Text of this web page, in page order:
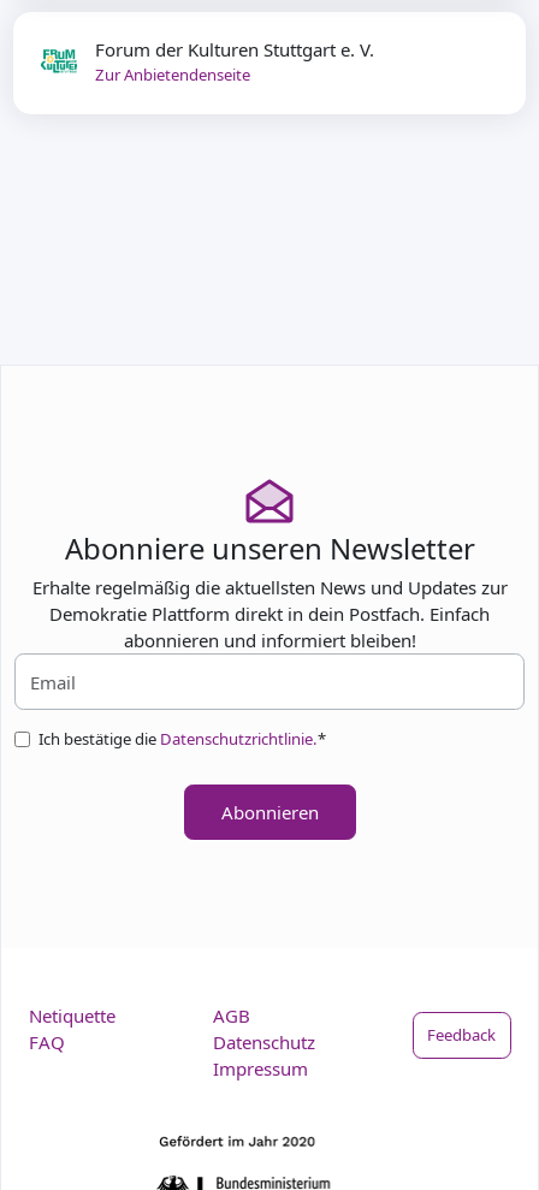
Forum der Kulturen Stuttgart e. V.
Zur Anbietendenseite
Abonniere unseren Newsletter
Erhalte regelmäßig die aktuellsten News und Updates zur
Demokratie Plattform direkt in dein Postfach. Einfach
abonnieren und informiert bleiben!
Ich bestätige die Datenschutzrichtlinie.*
Abonnieren
Netiquette
FAQ
AGB
Datenschutz
Impressum
Feedback